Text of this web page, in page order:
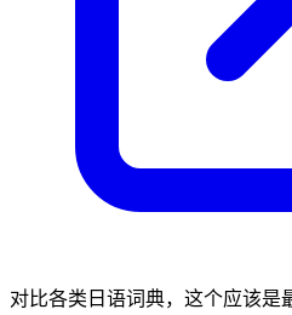
对比各类日语词典，这个应该是